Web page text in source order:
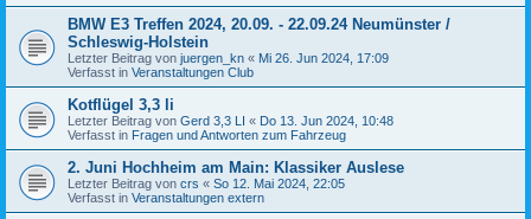
BMW E3 Treffen 2024, 20.09. - 22.09.24 Neumünster /
Schleswig-Holstein
Letzter Beitrag von juergen_kn « Mi 26. Jun 2024, 17:09
Verfasst in Veranstaltungen Club
Kotflügel 3,3 li
Letzter Beitrag von Gerd 3,3 LI « Do 13. Jun 2024, 10:48
Verfasst in Fragen und Antworten zum Fahrzeug
2. Juni Hochheim am Main: Klassiker Auslese
Letzter Beitrag von crs « So 12. Mai 2024, 22:05
Verfasst in Veranstaltungen extern